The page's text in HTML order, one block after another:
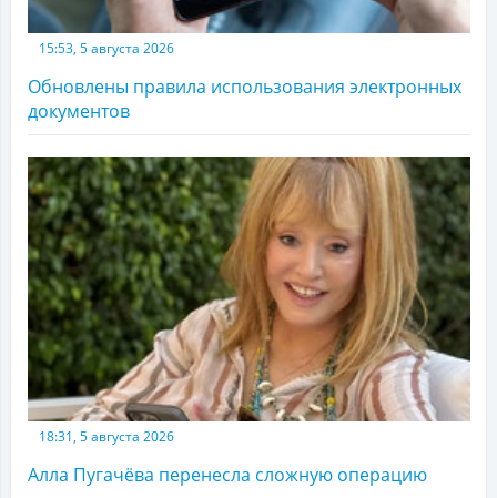
15:53, 5 августа 2026
Обновлены правила использования электронных
документов
18:31, 5 августа 2026
Алла Пугачёва перенесла сложную операцию